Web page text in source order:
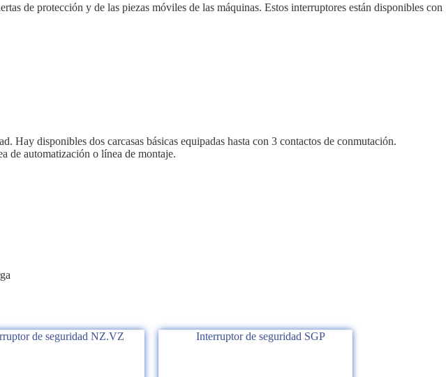
de protección y de las piezas móviles de las máquinas. Estos interruptores están disponibles con
disponibles dos carcasas básicas equipadas hasta con 3 contactos de conmutación.
de automatización o línea de montaje.